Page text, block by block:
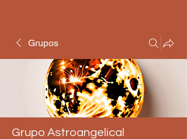
Grupos
Grupo Astroangelical